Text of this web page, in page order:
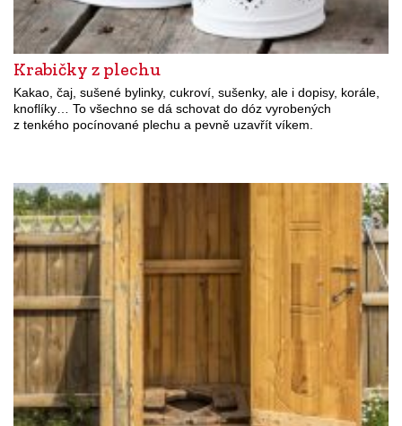
Krabičky z plechu
Kakao, čaj, sušené bylinky, cukroví, sušenky, ale i dopisy, korále,
knoflíky… To všechno se dá schovat do dóz vyrobených
z tenkého pocínované plechu a pevně uzavřít víkem.